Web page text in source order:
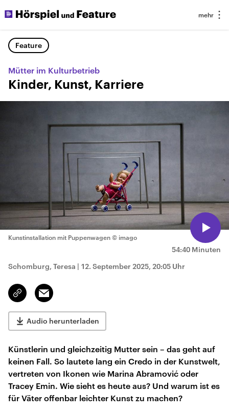
Feature
Mütter im Kulturbetrieb
Kinder, Kunst, Karriere
54:40 Minuten
Kunstinstallation mit Puppenwagen © imago
Schomburg, Teresa | 12. September 2025, 20:05 Uhr
Link
kopieren/teilen
Email
Audio herunterladen
Künstlerin und gleichzeitig Mutter sein – das geht auf
keinen Fall. So lautete lang ein Credo in der Kunstwelt,
vertreten von Ikonen wie Marina Abramović oder
Tracey Emin. Wie sieht es heute aus? Und warum ist es
für Väter offenbar leichter Kunst zu machen?